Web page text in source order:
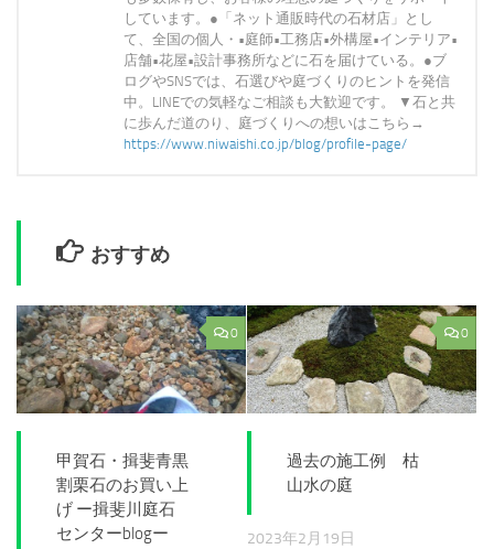
しています。●「ネット通販時代の石材店」とし
て、全国の個人・•庭師•工務店•外構屋•インテリア•
店舗•花屋•設計事務所などに石を届けている。●ブ
ログやSNSでは、石選びや庭づくりのヒントを発信
中。LINEでの気軽なご相談も大歓迎です。 ▼石と共
に歩んだ道のり、庭づくりへの想いはこちら→
https://www.niwaishi.co.jp/blog/profile-page/
おすすめ
0
甲賀石・揖斐青黒
割栗石のお買い上
げ ー揖斐川庭石
センターblogー
0
過去の施工例 枯
山水の庭
2023年2月19日